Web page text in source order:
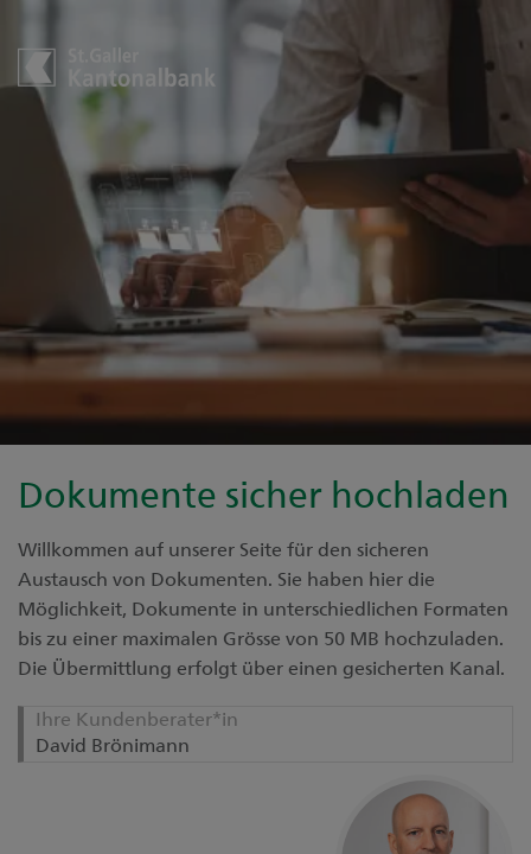
Dokumente sicher hochladen
Willkommen auf unserer Seite für den sicheren
Austausch von Dokumenten. Sie haben hier die
Möglichkeit, Dokumente in unterschiedlichen Formaten
bis zu einer maximalen Grösse von 50 MB hochzuladen.
Die Übermittlung erfolgt über einen gesicherten Kanal.
Ihre Kundenberater*in